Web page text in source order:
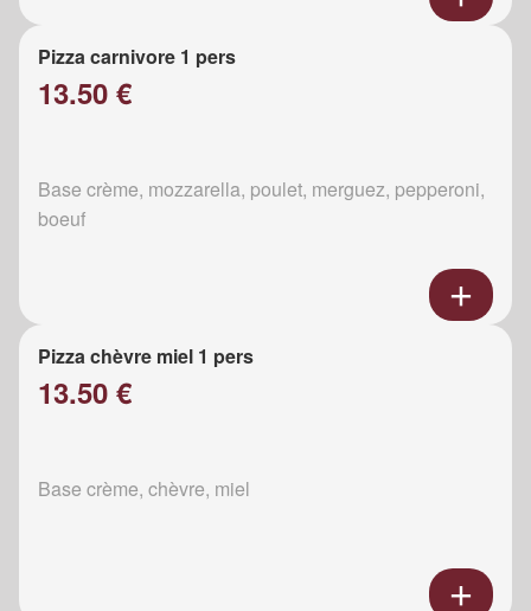
Pizza carnivore 1 pers
13.50 €
Base crème, mozzarella, poulet, merguez, pepperoni,
boeuf
Pizza chèvre miel 1 pers
13.50 €
Base crème, chèvre, miel